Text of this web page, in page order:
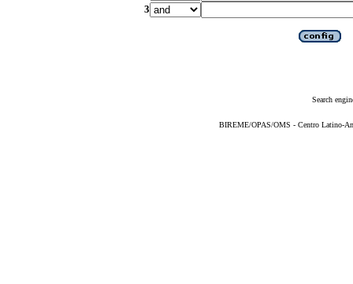
3
Search
BIREME/OPAS/OMS - Centro Latino-